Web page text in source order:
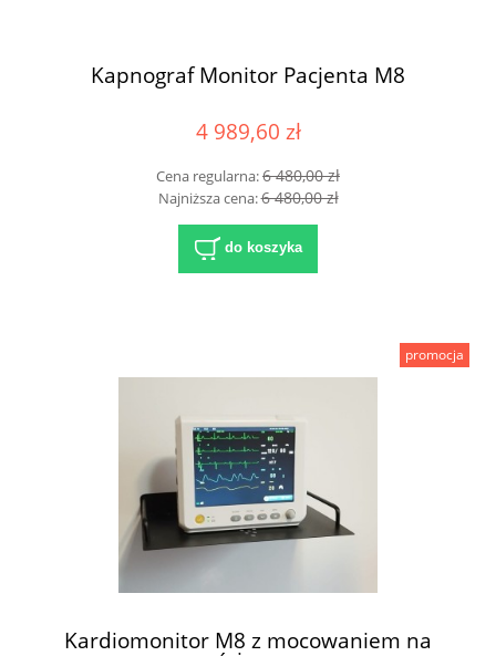
Kapnograf Monitor Pacjenta M8
4 989,60 zł
Cena regularna:6 480,00 zł
Najniższa cena:6 480,00 zł
do koszyka
Kardiomonitor M8 z mocowaniem na
promocja